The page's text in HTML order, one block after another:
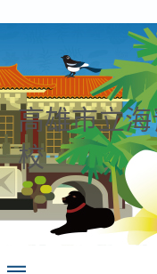
高雄市立
校